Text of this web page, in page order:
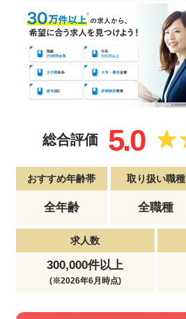
総合評価 5.0
おすすめ年齢帯
全年齢
取り扱い職種
全職種
求人数
300,000件以上
(※2026年6月時点)